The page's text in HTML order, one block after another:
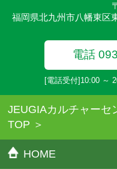
福岡県北九州市八幡東区
電話
[電話受付]10:00 ～
JEUGIAカルチャーセ
TOP
HOME